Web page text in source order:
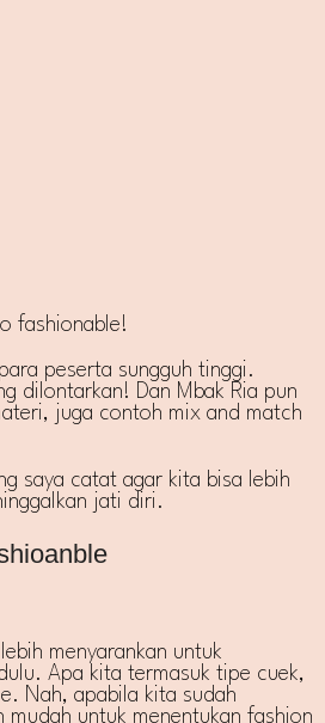
fashionable!
peserta sungguh tinggi.
dilontarkan! Dan Mbak Ria pun
juga contoh mix and match
saya catat agar kita bisa lebih
jati diri.
menyarankan untuk
Apa kita termasuk tipe cuek,
Nah, apabila kita sudah
mudah untuk menentukan fashion